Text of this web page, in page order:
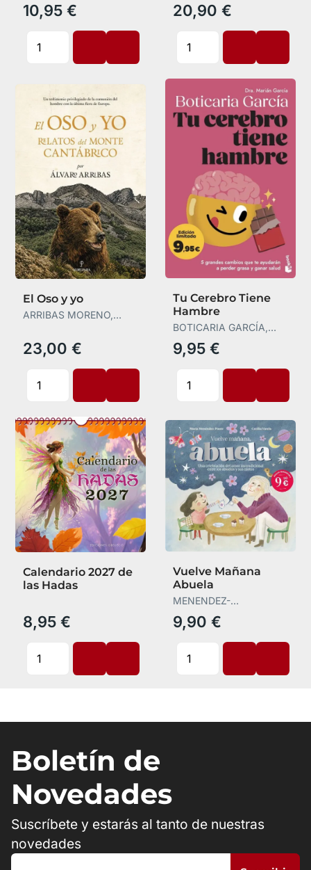
10,95 € 20,90 €
El Oso y yo
ARRIBAS MORENO,
23,00 €
Tu Cerebro Tiene
Hambre
BOTICARIA GARCÍA,
BOTICARIA GARCÍA
9,95 €
Calendario 2027 de
las Hadas
8,95 €
Vuelve Mañana
Abuela
MENENDEZ-
PONTE,MARIA
9,90 €
Boletín de
Novedades
Suscríbete y estarás al tanto de nuestras
novedades